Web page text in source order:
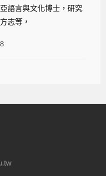
語言與文化博士，研究
志等，